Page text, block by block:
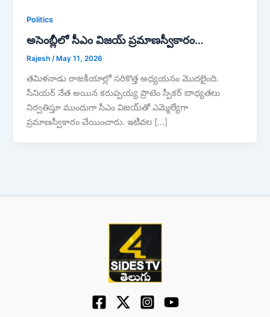
Politics
అసెంబ్లీలో సీఎం విజయ్ ప్రమాణస్వీకారం…
Rajesh/ May 11, 2026
తమిళనాడు రాజకీయాల్లో సరికొత్త అధ్యయనం మొదలైంది.
సీనియర్ నేత అయిన కరుప్పయ్య ప్రొటెం స్పీకర్ బాధ్యతలు
నిర్వతిస్తూ ముందుగా సీఎం విజయ్‎తో ఎమ్మెల్యేగా
ప్రమాణస్వీకారం చేయించారు. ఇటీవల […]